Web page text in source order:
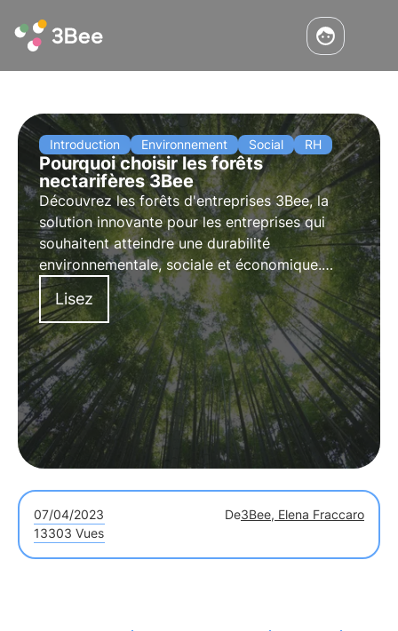
Introduction Environnement Social RH
Pourquoi choisir les forêts
nectarifères 3Bee
Découvrez les forêts d'entreprises 3Bee, la
solution innovante pour les entreprises qui
souhaitent atteindre une durabilité
environnementale, sociale et économique.
Rejoignez-nous pour un avenir plus
responsable et durable.
Lisez
07/04/2023 De3Bee, Elena Fraccaro
13303 Vues